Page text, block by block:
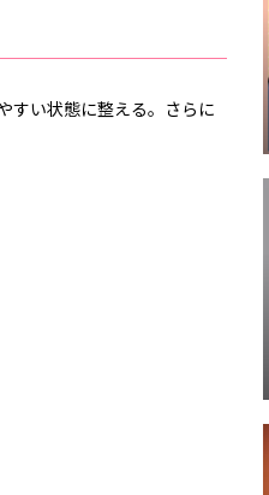
すい状態に整える。さらに